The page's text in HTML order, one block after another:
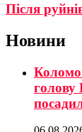
Після
Новини
голову